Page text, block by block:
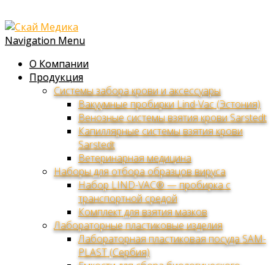
Navigation Menu
О Компании
Продукция
Системы забора крови и аксессуары
Вакуумные пробирки Lind-Vac (Эстония)
Венозные системы взятия крови Sarstedt
Капиллярные системы взятия крови
Sarstedt
Ветеринарная медицина
Наборы для отбора образцов вируса
Набор LIND-VAC® — пробирка с
транспортной средой
Комплект для взятия мазков
Лабораторные пластиковые изделия
Лабораторная пластиковая посуда SAM-
PLAST (Сербия)